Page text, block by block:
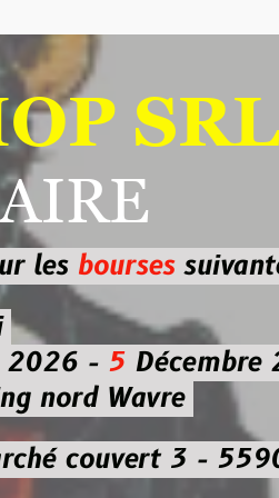
SRL
suivante
5Décembre 2026
Wavre
3 - 5590 Ciney